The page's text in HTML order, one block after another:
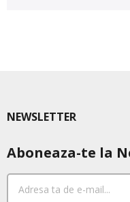
NEWSLETTER
Aboneaza-te la